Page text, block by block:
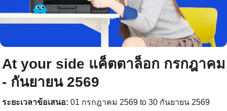
At your side แค็ตตาล็อก กรกฎาคม
- กันยายน 2569
ระยะเวลาข้อเสนอ: 01 กรกฎาคม 2569 to 30 กันยายน 2569